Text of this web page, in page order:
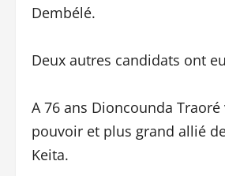
Dembélé.
Deux autres candidats ont
A 76 ans Dioncounda
pouvoir et plus grand allié
Keita.